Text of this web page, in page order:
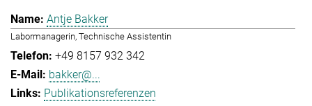
Antje Bakker
Labormanagerin, Technische Assistentin
+49 8157 932 342
bakker@...
Publikationsreferenzen